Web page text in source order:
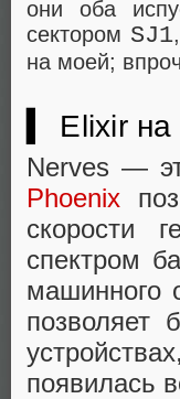
они оба
сектором SJ1
на моей;
▍ Elixir
Nerves —
Phoenix
скорости
спектром
машинного
позволяет
появилась